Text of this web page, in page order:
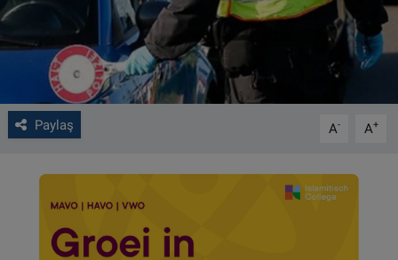
Paylaş A- A+
CONTACT
Çerez Politikası